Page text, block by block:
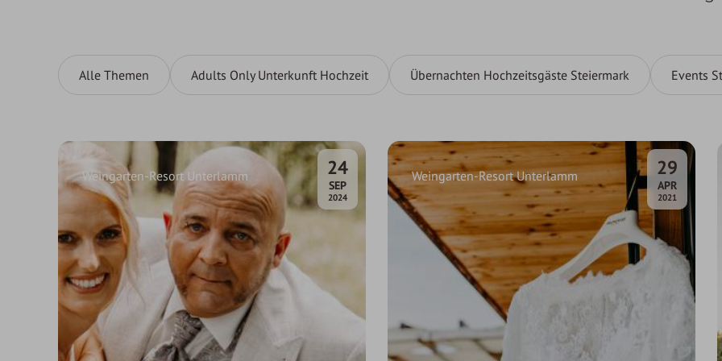
Alle Themen Adults Only Unterkunft Hochzeit Übernachten Hochzeitsgäste Steiermark Events
24
SEP.
2024
Weingarten-Resort Unterlamm 29
APR.
2021
Weingarten-Resort Unterlamm